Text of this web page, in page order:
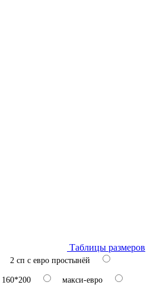
Таблицы размеров
2 сп с евро простынёй
160*200 макси-евро